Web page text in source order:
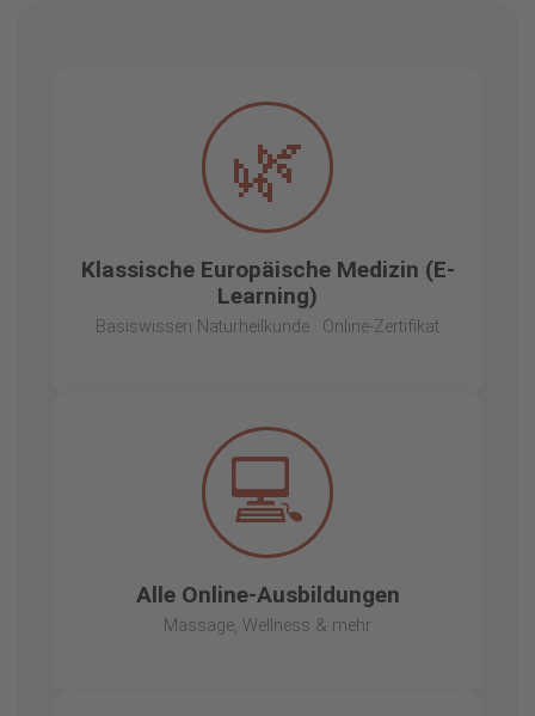
🌿
Klassische Europäische Medizin (E-
Learning)
Basiswissen Naturheilkunde · Online-Zertifikat
💻
Alle Online-Ausbildungen
Massage, Wellness & mehr